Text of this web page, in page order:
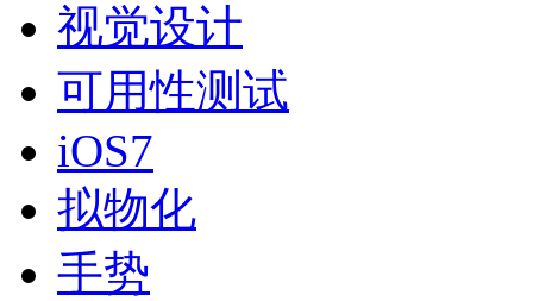
视觉设计
可用性测试
iOS7
拟物化
手势